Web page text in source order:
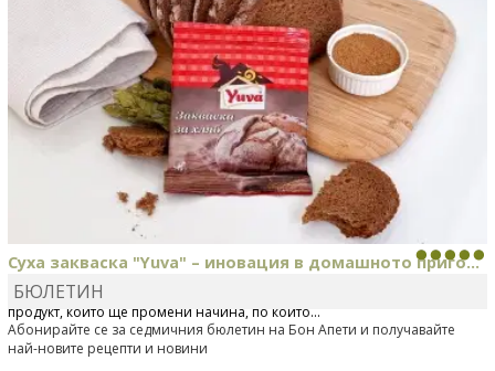
Суха закваска "Yuva" – иновация в домашното приго...
Отскоро Лесафр България стартира предлагането на изцяло нов
продукт, който ще промени начина, по който...
БЮЛЕТИН
Абонирайте се за седмичния бюлетин на Бон Апети и получавайте
най-новите рецепти и новини